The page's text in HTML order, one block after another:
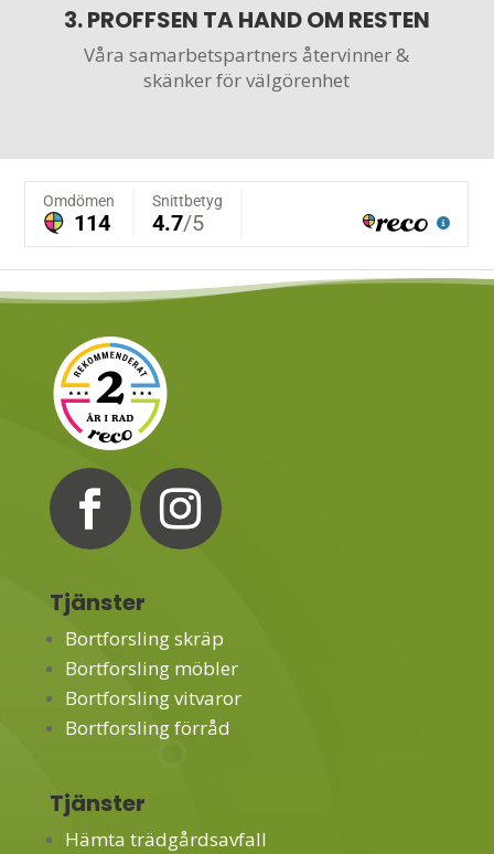
3. PROFFSEN TA HAND OM RESTEN
Våra samarbetspartners återvinner &
skänker för välgörenhet
Tjänster
Bortforsling skräp
Bortforsling möbler
Bortforsling vitvaror
Bortforsling förråd
Tjänster
Hämta trädgårdsavfall